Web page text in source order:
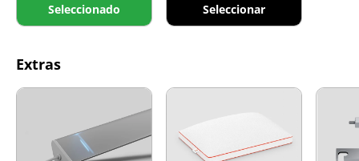
Seleccionado Seleccionar
Extras